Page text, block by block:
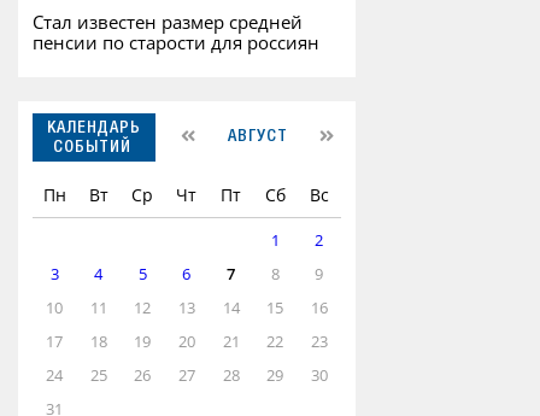
Стал известен размер средней
пенсии по старости для россиян
КАЛЕНДАРЬ
СОБЫТИЙ
АВГУСТ
Пн Вт Ср Чт Пт Сб Вс
1
2
3
4 5 6 7 8
9
10
11 12 13 14 15
16
17
18 19 20 21 22
23
24
25 26 27 28 29
30
31